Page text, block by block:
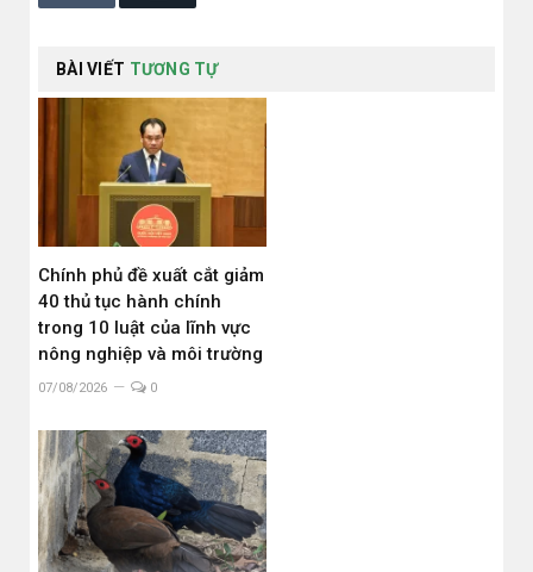
BÀI VIẾT TƯƠNG TỰ
Chính phủ đề xuất cắt giảm
40 thủ tục hành chính
trong 10 luật của lĩnh vực
nông nghiệp và môi trường
07/08/2026 0